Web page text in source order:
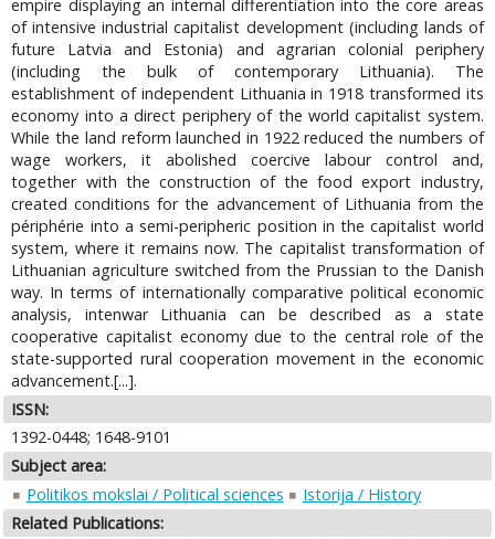
empire displaying an internal differentiation into the core areas
of intensive industrial capitalist development (including lands of
future Latvia and Estonia) and agrarian colonial periphery
(including the bulk of contemporary Lithuania). The
establishment of independent Lithuania in 1918 transformed its
economy into a direct periphery of the world capitalist system.
While the land reform launched in 1922 reduced the numbers of
wage workers, it abolished coercive labour control and,
together with the construction of the food export industry,
created conditions for the advancement of Lithuania from the
périphérie into a semi-peripheric position in the capitalist world
system, where it remains now. The capitalist transformation of
Lithuanian agriculture switched from the Prussian to the Danish
way. In terms of internationally comparative political economic
analysis, intenwar Lithuania can be described as a state
cooperative capitalist economy due to the central role of the
state-supported rural cooperation movement in the economic
advancement.[...].
ISSN:
1392-0448; 1648-9101
Subject area:
Politikos mokslai / Political sciences
Istorija / History
Related Publications: